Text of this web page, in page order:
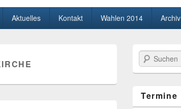
Aktuelles Kontakt Wahlen 2014 Archiv
Suchen
Termine